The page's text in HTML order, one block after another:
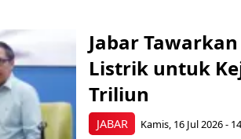
JABAR
Jabar
Listrik untuk
Triliun
Kamis, 16 Jul 2026 -